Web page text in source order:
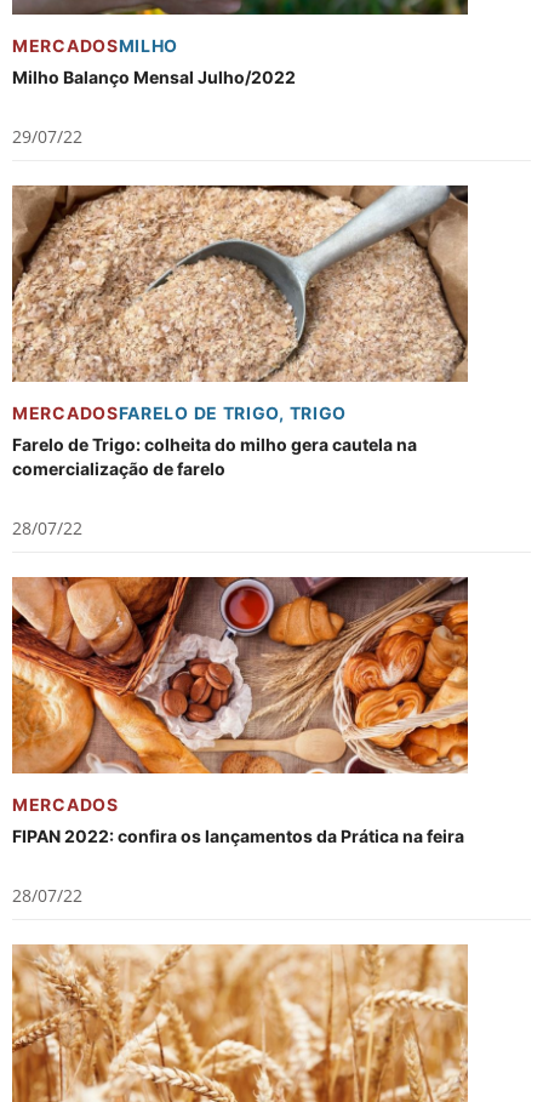
MERCADOSMILHO
Milho Balanço Mensal Julho/2022
29/07/22
MERCADOSFARELO DE TRIGO, TRIGO
Farelo de Trigo: colheita do milho gera cautela na
comercialização de farelo
28/07/22
MERCADOS
FIPAN 2022: confira os lançamentos da Prática na feira
28/07/22